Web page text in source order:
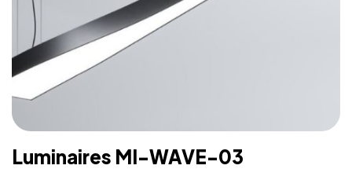
Luminaires MI-WAVE-03